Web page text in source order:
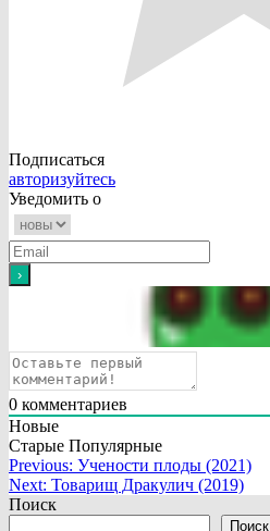
Подписаться
авторизуйтесь
Уведомить о
0 комментариев
Новые
Старые Популярные
Навигация
по
Previous: Учености плоды (2021)
Next: Товарищ Дракулич (2019)
Поиск
Поиск